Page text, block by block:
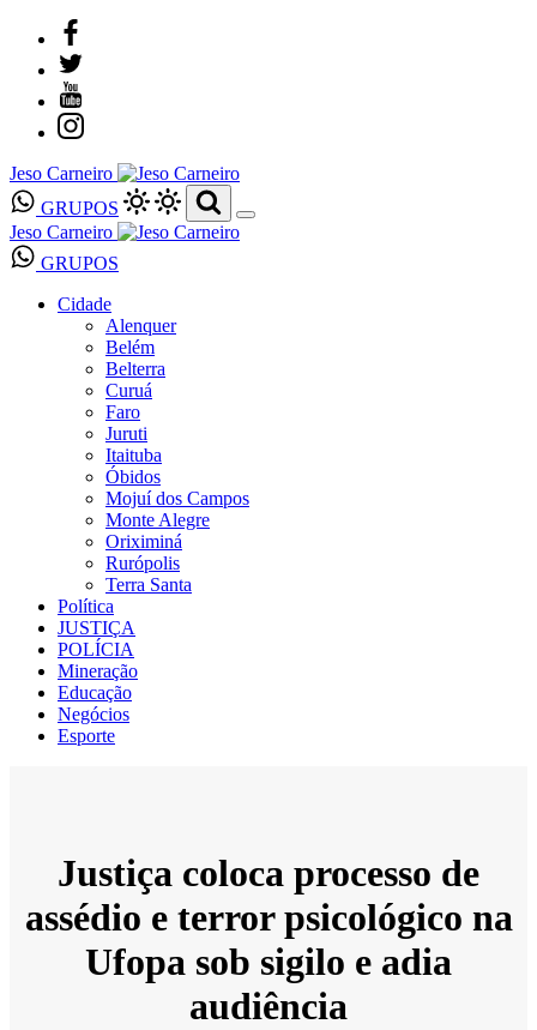
Jeso Carneiro
GRUPOS
Jeso Carneiro
GRUPOS
Cidade
Alenquer
Belém
Belterra
Curuá
Faro
Juruti
Itaituba
Óbidos
Mojuí dos Campos
Monte Alegre
Oriximiná
Rurópolis
Terra Santa
Política
JUSTIÇA
POLÍCIA
Mineração
Educação
Negócios
Esporte
Justiça coloca processo de
assédio e terror psicológico na
Ufopa sob sigilo e adia
audiência